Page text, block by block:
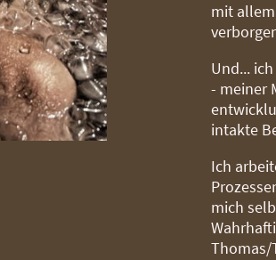
mit
Und...
- meiner
intakte
Ich
mich
Thomas/